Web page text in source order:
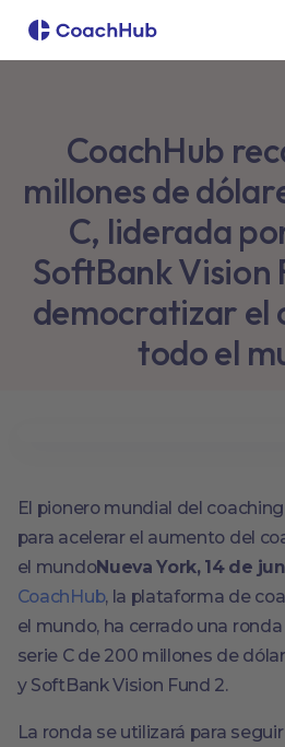
CoachHub
millones de
C, liderada
SoftBank Vision
democratizar el
todo el
El pionero mundial del
para acelerar el aumento del
el mundoNueva York, 14 de
CoachHub, la plataforma de
el mundo, ha cerrado una
serie C de 200 millones de
y SoftBank Vision Fund 2.
La ronda se utilizará para